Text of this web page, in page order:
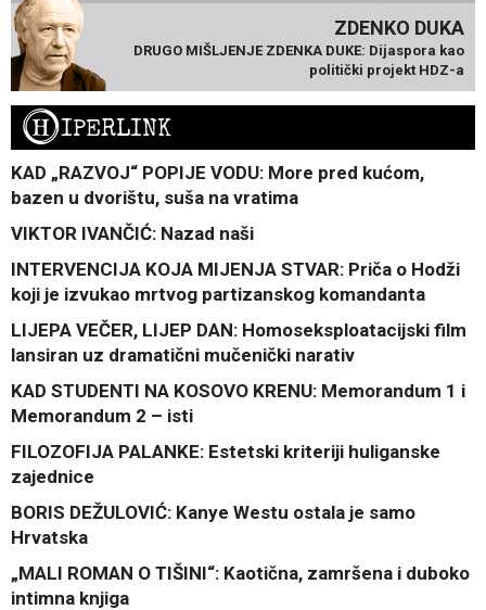
ZDENKO DUKA
DRUGO MIŠLJENJE ZDENKA DUKE: Dijaspora kao
politički projekt HDZ-a
HIPERLINK
KAD „RAZVOJ“ POPIJE VODU: More pred kućom,
bazen u dvorištu, suša na vratima
VIKTOR IVANČIĆ: Nazad naši
INTERVENCIJA KOJA MIJENJA STVAR: Priča o Hodži
koji je izvukao mrtvog partizanskog komandanta
LIJEPA VEČER, LIJEP DAN: Homoseksploatacijski film
lansiran uz dramatični mučenički narativ
KAD STUDENTI NA KOSOVO KRENU: Memorandum 1 i
Memorandum 2 – isti
FILOZOFIJA PALANKE: Estetski kriteriji huliganske
zajednice
BORIS DEŽULOVIĆ: Kanye Westu ostala je samo
Hrvatska
„MALI ROMAN O TIŠINI“: Kaotična, zamršena i duboko
intimna knjiga